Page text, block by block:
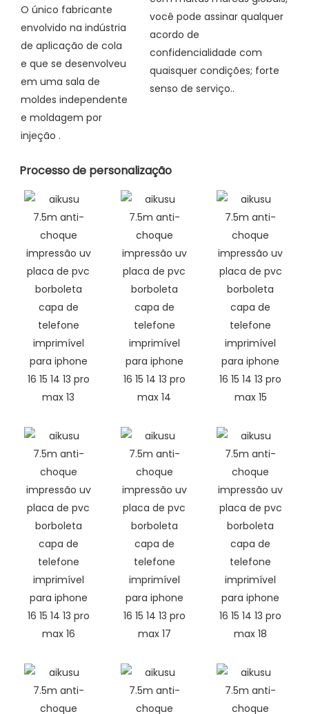
O único fabricante
envolvido na indústria
de aplicação de cola
e que se desenvolveu
em uma sala de
moldes independente
e moldagem por
injeção .
você pode assinar qualquer
acordo de
confidencialidade com
quaisquer condições; forte
senso de serviço..
Processo de personalização